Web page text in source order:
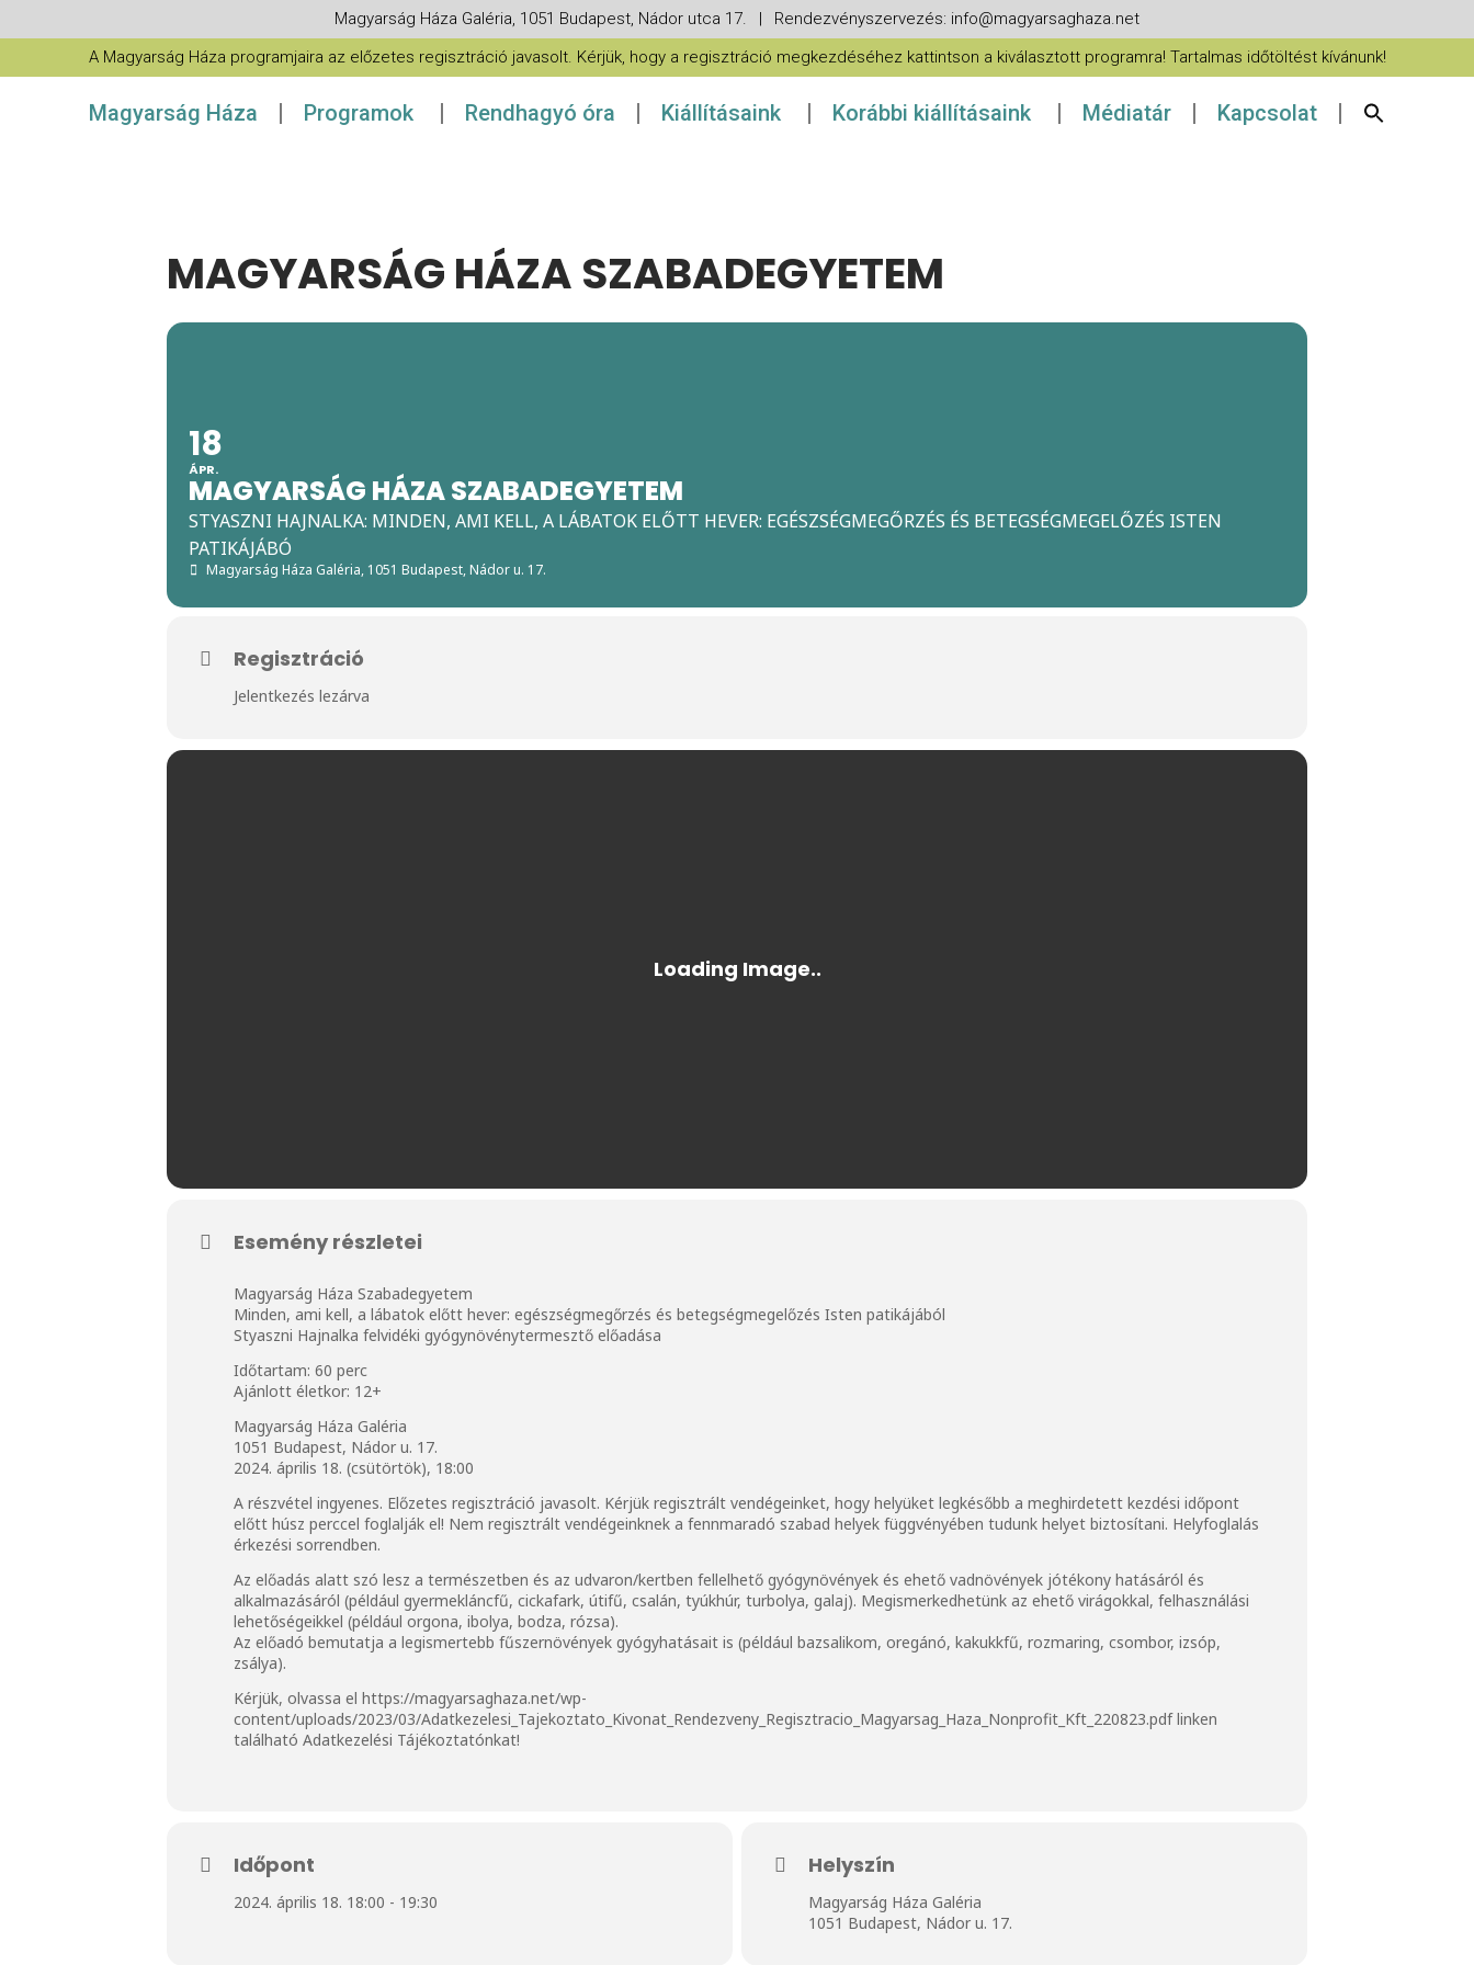
Magyarság Háza Galéria, 1051 Budapest, Nádor utca 17. | Rendezvényszervezés: info@magyarsaghaza.net
A Magyarság Háza programjaira az előzetes regisztráció javasolt. Kérjük, hogy a regisztráció megkezdéséhez kattintson a kiválasztott programra! Tartalmas időtöltést kívánunk!
Magyarság Háza Programok Rendhagyó óra Kiállításaink Korábbi kiállításaink Médiatár Kapcsolat
MAGYARSÁG HÁZA SZABADEGYETEM
18
ÁPR.
MAGYARSÁG HÁZA SZABADEGYETEM
STYASZNI HAJNALKA: MINDEN, AMI KELL, A LÁBATOK ELŐTT HEVER: EGÉSZSÉGMEGŐRZÉS ÉS BETEGSÉGMEGELŐZÉS ISTEN
PATIKÁJÁBÓ
Magyarság Háza Galéria, 1051 Budapest, Nádor u. 17.
Regisztráció
Jelentkezés lezárva
Esemény részletei
Magyarság Háza Szabadegyetem
Minden, ami kell, a lábatok előtt hever: egészségmegőrzés és betegségmegelőzés Isten patikájából
Styaszni Hajnalka felvidéki gyógynövénytermesztő előadása
Időtartam: 60 perc
Ajánlott életkor: 12+
Magyarság Háza Galéria
1051 Budapest, Nádor u. 17.
2024. április 18. (csütörtök), 18:00
A részvétel ingyenes. Előzetes regisztráció javasolt. Kérjük regisztrált vendégeinket, hogy helyüket legkésőbb a meghirdetett kezdési időpont
előtt húsz perccel foglalják el! Nem regisztrált vendégeinknek a fennmaradó szabad helyek függvényében tudunk helyet biztosítani. Helyfoglalás
érkezési sorrendben.
Az előadás alatt szó lesz a természetben és az udvaron/kertben fellelhető gyógynövények és ehető vadnövények jótékony hatásáról és
alkalmazásáról (például gyermekláncfű, cickafark, útifű, csalán, tyúkhúr, turbolya, galaj). Megismerkedhetünk az ehető virágokkal, felhasználási
lehetőségeikkel (például orgona, ibolya, bodza, rózsa).
Az előadó bemutatja a legismertebb fűszernövények gyógyhatásait is (például bazsalikom, oregánó, kakukkfű, rozmaring, csombor, izsóp,
zsálya).
Kérjük, olvassa el https://magyarsaghaza.net/wp-
content/uploads/2023/03/Adatkezelesi_Tajekoztato_Kivonat_Rendezveny_Regisztracio_Magyarsag_Haza_Nonprofit_Kft_220823.pdflinken
található Adatkezelési Tájékoztatónkat!
Időpont
2024. április 18. 18:00 - 19:30
Helyszín
Magyarság Háza Galéria
1051 Budapest, Nádor u. 17.